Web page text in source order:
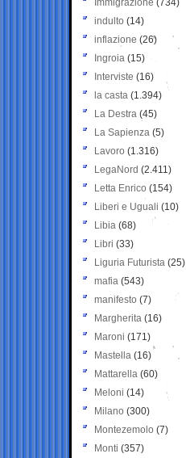
Immigrazione (734)
indulto (14)
inflazione (26)
Ingroia (15)
Interviste (16)
la casta (1.394)
La Destra (45)
La Sapienza (5)
Lavoro (1.316)
LegaNord (2.411)
Letta Enrico (154)
Liberi e Uguali (10)
Libia (68)
Libri (33)
Liguria Futurista (25)
mafia (543)
manifesto (7)
Margherita (16)
Maroni (171)
Mastella (16)
Mattarella (60)
Meloni (14)
Milano (300)
Montezemolo (7)
Monti (357)